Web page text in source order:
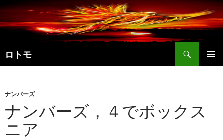
コ
テ
ツ
へ
プ
ロトモ
索
ナンバーズ
ナンバーズ，４でボックス
ニア